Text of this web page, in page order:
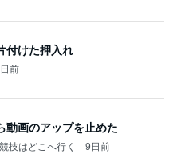
付けた押入れ
前
動画のアップを止めた
技はどこへ行く 9日前